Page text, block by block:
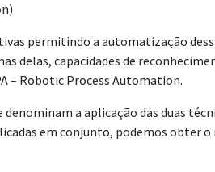
permitindo a automatização
capacidades de
– Robotic Process Automation.
a aplicação das duas
em conjunto, podemos obter o